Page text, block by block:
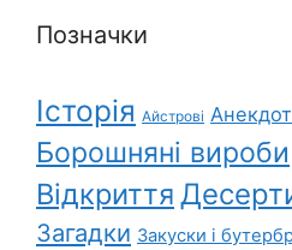
Позначки
Історія Айстрові
Борошняні вироби
Відкриття
Загадки Закуски і